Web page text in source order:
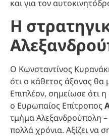
και για τον
Η
Ο Κωνσταντίνος
ότι ο κάθετος άξονας θα
Επιπλέον, σημείωσε ότι
ο Ευρωπαίος Επίτροπος
τμήμα Αλεξανδρούπολη –
πολλά χρόνια. Αξίζει να